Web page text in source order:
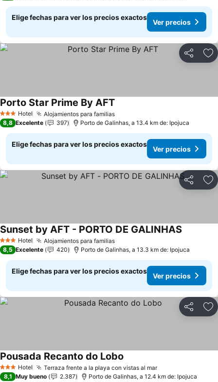
Elige fechas para ver los precios exactos
Ver precios
Compartir
3 Estrellas
Hotel Alojamientos para familiasVer precios
Porto Star Prime By AFT
8,8 Excelente 397 Porto de Galinhas, a 13.4 km de: Ipojuca
Elige fechas para ver los precios exactos
Ver precios
Compartir
3 Estrellas
Hotel Alojamientos para familiasVer precios
Sunset by AFT - PORTO DE GALINHAS
8,5 Excelente 420 Porto de Galinhas, a 13.3 km de: Ipojuca
Elige fechas para ver los precios exactos
Ver precios
Compartir
3 Estrellas
Hotel Terraza frente a la playa con vistas al marVer precios
Pousada Recanto do Lobo
8,1 Muy bueno 2.387 Porto de Galinhas, a 12.4 km de: Ipojuca